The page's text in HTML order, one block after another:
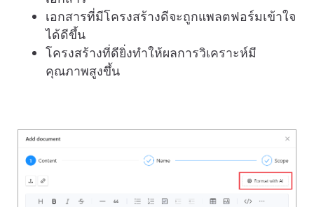
เอกสารที่มีโครงสร้างดีจะถูกแพลตฟอร์มเข้าใจ
ได้ดีขึ้น
โครงสร้างที่ดียิ่งทำให้ผลการวิเคราะห์มี
คุณภาพสูงขึ้น